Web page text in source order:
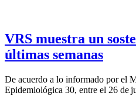
VRS muestra un
últimas semanas
De acuerdo a lo informado por el
Epidemiológica 30, entre el 26 de